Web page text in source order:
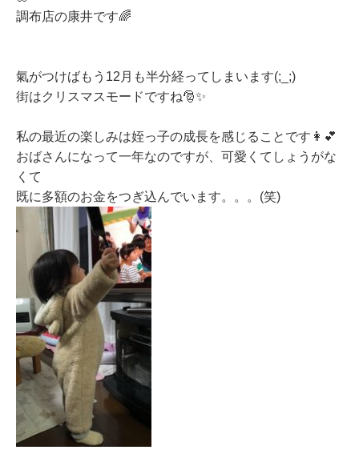
調布店の康井です🌈
氣がつけばもう12月も半分経ってしまいます(;_;)
街はクリスマスモードですね🎅✨
私の最近の楽しみは姪っ子の成長を感じることです👩💕
おばさんになって一年なのですが、可愛くてしょうがな
くて
既に多額のお金をつぎ込んでいます。。。(笑)